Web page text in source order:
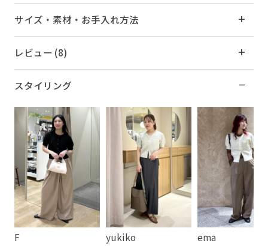
サイズ・素材・お手入れ方法
レビュー (8)
スタイリング
F yukiko ema